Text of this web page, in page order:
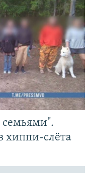
хиппи-слёта